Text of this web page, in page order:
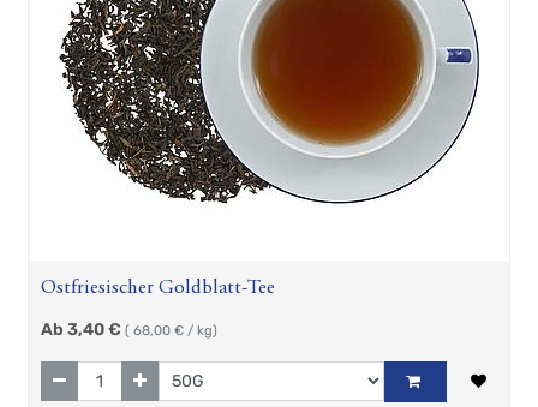
Ostfriesischer Goldblatt-Tee
Ab 3,40€ ( 68,00 € / kg)